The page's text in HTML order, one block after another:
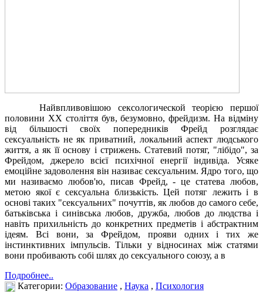
Найвпливовішою сексологической теорією першої
половини XX століття був, безумовно, фрейдизм. На відміну
від більшості своїх попередників Фрейд розглядає
сексуальність не як приватний, локальний аспект людського
життя, а як її основу і стрижень. Статевий потяг, "лібідо", за
Фрейдом, джерело всієї психічної енергії індивіда. Усяке
емоційне задоволення він називає сексуальним. Ядро того, що
ми називаємо любов'ю, писав Фрейд, - це статева любов,
метою якої є сексуальна близькість. Цей потяг лежить і в
основі таких "сексуальних" почуттів, як любов до самого себе,
батьківська і синівська любов, дружба, любов до людства і
навіть прихильність до конкретних предметів і абстрактним
ідеям. Всі вони, за Фрейдом, прояви одних і тих же
інстинктивних імпульсів. Тільки у відносинах між статями
вони пробивають собі шлях до сексуального союзу, а в
Подробнее..
Категории: Образование , Наука , Психология